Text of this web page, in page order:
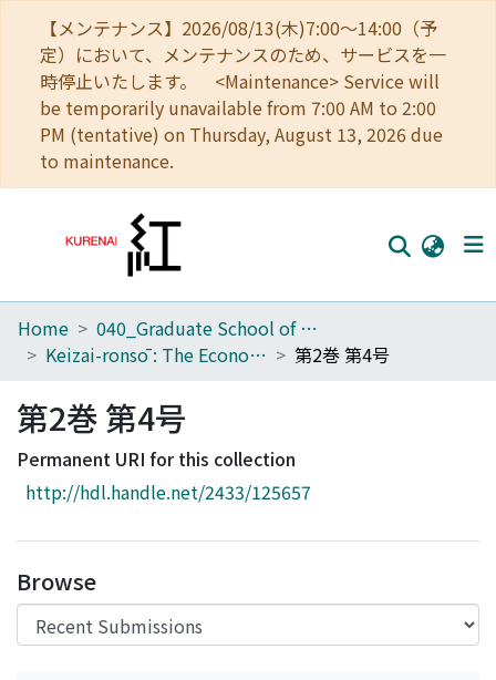
【メンテナンス】2026/08/13(木)7:00～14:00（予
定）において、メンテナンスのため、サービスを一
時停止いたします。 <Maintenance> Service will
be temporarily unavailable from 7:00 AM to 2:00
PM (tentative) on Thursday, August 13, 2026 due
to maintenance.
Home
Browse
Download Ranking
Access Statistics
Home
040_Graduate School of Economics
Keizai-ronsō : The Economic Review
第2巻 第4号
第2巻 第4号
Permanent URI for this collection
http://hdl.handle.net/2433/125657
Browse